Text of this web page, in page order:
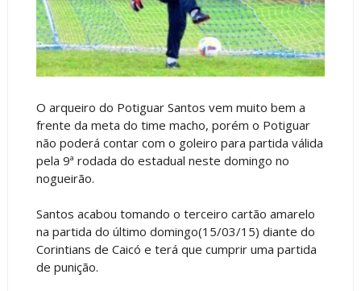
O arqueiro do Potiguar Santos vem muito bem a
frente da meta do time macho, porém o Potiguar
não poderá contar com o goleiro para partida válida
pela 9ª rodada do estadual neste domingo no
nogueirão.
Santos acabou tomando o terceiro cartão amarelo
na partida do último domingo(15/03/15) diante do
Corintians de Caicó e terá que cumprir uma partida
de punição.